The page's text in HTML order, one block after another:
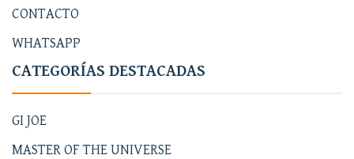
CONTACTO
WHATSAPP
CATEGORÍAS DESTACADAS
GI JOE
MASTER OF THE UNIVERSE